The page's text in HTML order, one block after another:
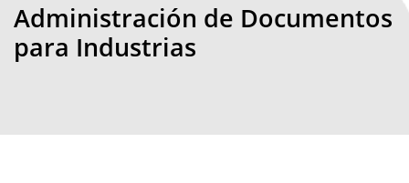
Administración de Documentos
para Industrias